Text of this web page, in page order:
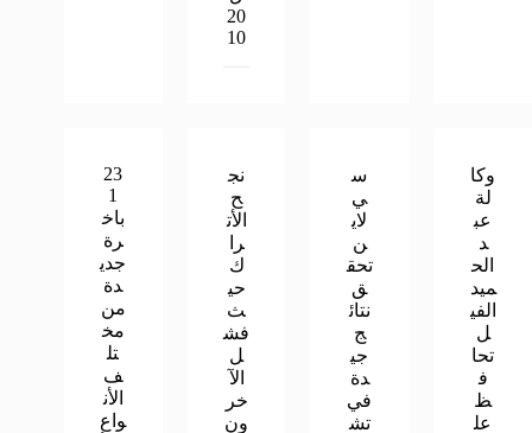
20
10
وكا
لة
عب
د
الح
ميد
الفي
ل
تحا
ف
ظ
عل
س
ي
لاي
ن
تحق
ق
نتائ
ج
جي
دة
في
تش
نج
ح
الأت
را
ك
حي
ث
فش
ل
الآ
خر
ون
23
1
باخ
رة
جدي
دة
من
مخ
تل
ف
الأن
واع